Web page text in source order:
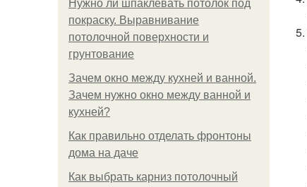
Нужно ли шпаклевать потолок под
покраску. Выравнивание
потолочной поверхности и
грунтование
Зачем окно между кухней и ванной.
Зачем нужно окно между ванной и
кухней?
Как правильно отделать фронтоны
дома на даче
Как выбрать карниз потолочный